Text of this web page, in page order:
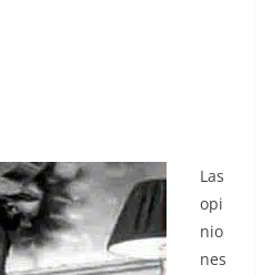
Las
opi
nio
nes